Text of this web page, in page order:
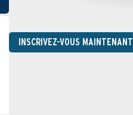
INSCRIVEZ-VOUS MAINTENANT